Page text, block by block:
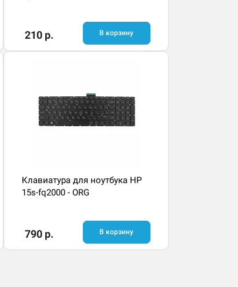
210 р. В корзину
Клавиатура для ноутбука HP
15s-fq2000 - ORG
790 р. В корзину